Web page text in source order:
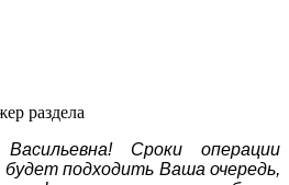
раздела
Сроки операции
будет подходить Ваша очередь,